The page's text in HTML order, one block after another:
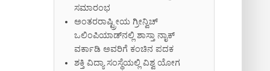
ಸಮಾರಂಭ
ಅಂತರರಾಷ್ಟ್ರೀಯ ಗ್ರೀನ್ವಿಚ್
ಒಲಿಂಪಿಯಾಡ್‌ನಲ್ಲಿ ಶಾಸ್ತಾ ನಾೖಕ್‌
ವರ್ಕಾಡಿ ಅವರಿಗೆ ಕಂಚಿನ ಪದಕ
ಶಕ್ತಿ ವಿದ್ಯಾ ಸಂಸ್ಥೆಯಲ್ಲಿ ವಿಶ್ವ ಯೋಗ